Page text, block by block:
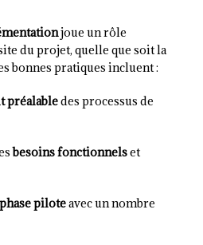
joue un rôle
du projet, quelle que soit la
bonnes pratiques incluent :
préalabledes processus de
besoins fonctionnelset
phase piloteavec un nombre